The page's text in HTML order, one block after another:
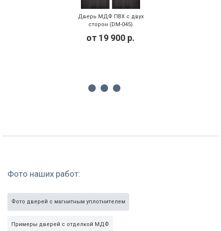
Дверь МДФ ПВХ с двух
сторон (DM-045)
от 19 900 р.
Фото наших работ:
Фото дверей с магнитным уплотнителем
Примеры дверей с отделкой МДФ